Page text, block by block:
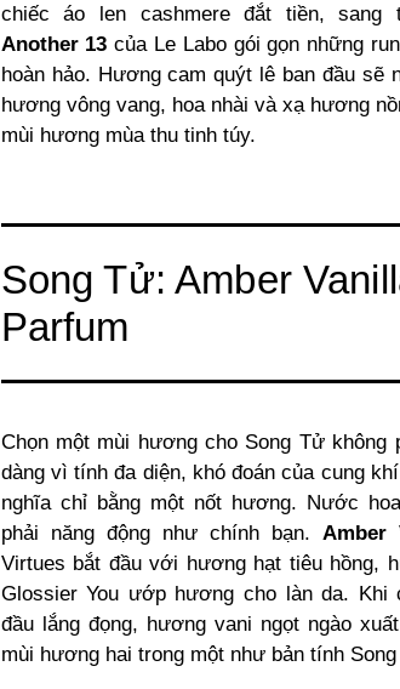
chiếc áo len cashmere đắt tiền, sang
Another 13 của Le Labo gói gọn những
hoàn hảo. Hương cam quýt lê ban đầu sẽ
hương vông vang, hoa nhài và xạ hương
mùi hương mùa thu tinh túy.
Song Tử: Amber
Parfum
Chọn một mùi hương cho Song Tử không
dàng vì tính đa diện, khó đoán của cung
nghĩa chỉ bằng một nốt hương. Nước
phải năng động như chính bạn. Amber
Virtues bắt đầu với hương hạt tiêu hồng,
Glossier You ướp hương cho làn da. Khi
đầu lắng đọng, hương vani ngọt ngào
mùi hương hai trong một như bản tính